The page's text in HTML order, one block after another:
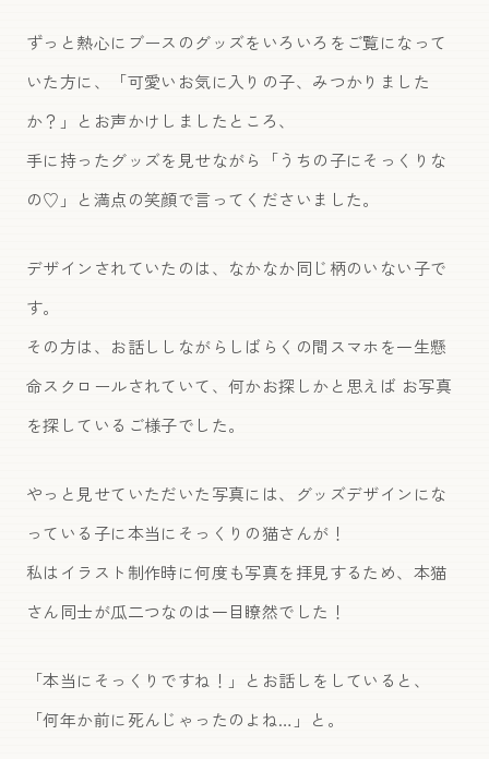
ずっと熱心にブースのグッズをいろいろをご覧になって
いた方に、「可愛いお気に入りの子、みつかりました
か？」とお声かけしましたところ、
手に持ったグッズを見せながら「うちの子にそっくりな
の♡」と満点の笑顔で言ってくださいました。
デザインされていたのは、なかなか同じ柄のいない子で
す。
その方は、お話ししながらしばらくの間スマホを一生懸
命スクロールされていて、何かお探しかと思えば お写真
を探しているご様子でした。
やっと見せていただいた写真には、グッズデザインにな
っている子に本当にそっくりの猫さんが！
私はイラスト制作時に何度も写真を拝見するため、本猫
さん同士が瓜二つなのは一目瞭然でした！
「本当にそっくりですね！」とお話しをしていると、
「何年か前に死んじゃったのよね…」と。